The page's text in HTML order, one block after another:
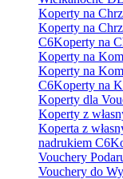
Koperty na
Koperty na
C6Koperty na
Koperty na
Koperty na
C6Koperty na
Koperty dla
Koperty z
Koperta z
nadrukiem C6
Vouchery
Vouchery do